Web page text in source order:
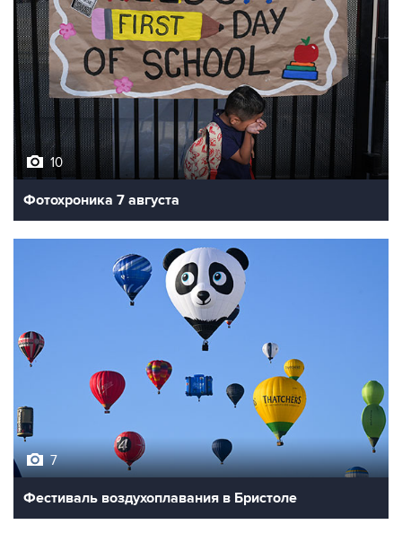
10
Фотохроника 7 августа
7
Фестиваль воздухоплавания в Бристоле